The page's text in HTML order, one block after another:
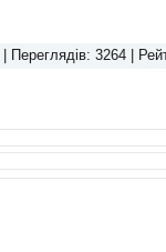
Переглядів: 3264 |